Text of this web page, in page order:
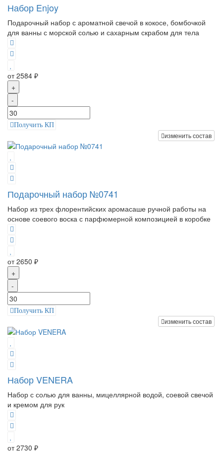
Набор Enjoy
Подарочный набор с ароматной свечой в кокосе, бомбочкой
для ванны с морской солью и сахарным скрабом для тела
от 2584 ₽
+
-
Получить КП
изменить состав
Подарочный набор №0741
Набор из трех флорентийских аромасаше ручной работы на
основе соевого воска с парфюмерной композицией в коробке
от 2650 ₽
+
-
Получить КП
изменить состав
Набор VENERA
Набор с солью для ванны, мицеллярной водой, соевой свечой
и кремом для рук
от 2730 ₽